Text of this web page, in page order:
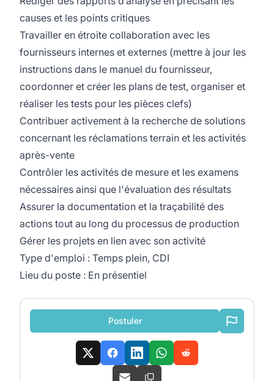
causes et les points critiques
Travailler en étroite collaboration avec les
fournisseurs internes et externes (mettre à jour les
instructions dans le manuel du fournisseur,
coordonner et créer les plans de test, organiser et
réaliser les tests pour les pièces clefs)
Contribuer activement à la recherche de solutions
concernant les réclamations terrain et les activités
après-vente
Contrôler les activités de mesure et les examens
nécessaires ainsi que l'évaluation des résultats
Assurer la documentation et la traçabilité des
actions tout au long du processus de production
Gérer les projets en lien avec son activité
Type d'emploi : Temps plein, CDI
Lieu du poste : En présentiel
Postuler